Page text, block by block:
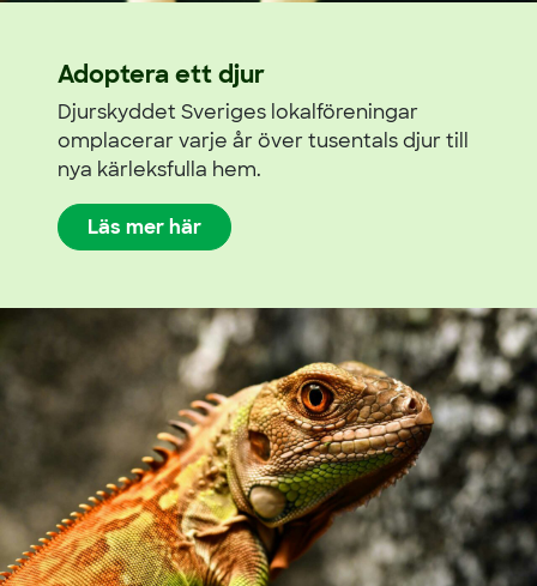
Adoptera ett djur
Djurskyddet Sveriges lokalföreningar
omplacerar varje år över tusentals djur till
nya kärleksfulla hem.
Läs mer här